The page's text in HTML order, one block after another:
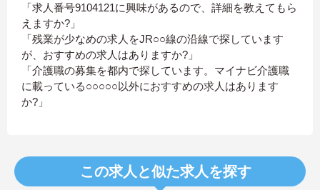
「求人番号9104121に興味があるので、詳細を教えてもら
えますか?」
「残業が少なめの求人をJR○○線の沿線で探しています
が、おすすめの求人はありますか?」
「介護職の募集を都内で探しています。マイナビ介護職
に載っている○○○○○以外におすすめの求人はあります
か?」
この求人と似た求人を探す